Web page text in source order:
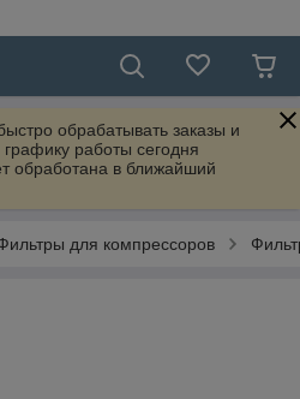
обрабатывать заказы и
работы сегодня
обработана в ближайший
для компрессоров